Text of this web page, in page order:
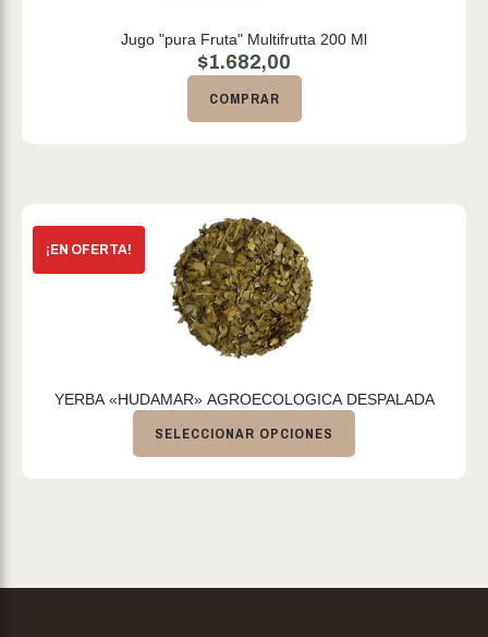
Jugo "pura Fruta" Multifrutta 200 Ml
$1.682,00
COMPRAR
YERBA «HUDAMAR» AGROECOLOGICA DESPALADA
SELECCIONAR OPCIONES